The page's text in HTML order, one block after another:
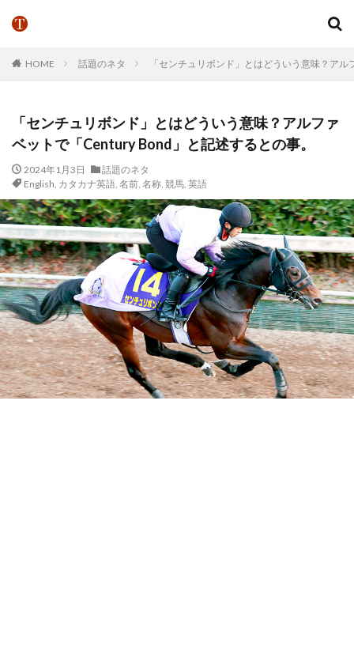
HOME 話題のネタ 「センチュリボンド」とはどういう意味？ア
「センチュリボンド」とはどういう意味？アルファ
ベットで「Century Bond」と記述するとの事。
2024年1月3日
話題のネタ
English, カタカナ英語, 名前, 名称, 競馬, 英語